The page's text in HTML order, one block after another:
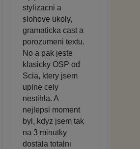
stylizacni a
slohove ukoly,
gramaticka cast a
porozumeni textu.
No a pak jeste
klasicky OSP od
Scia, ktery jsem
uplne cely
nestihla. A
nejlepsi moment
byl, kdyz jsem tak
na 3 minutky
dostala totalni